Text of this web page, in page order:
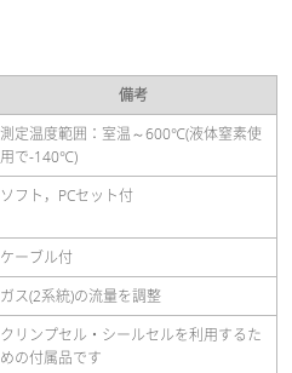
備考
測定温度範囲：室温～600℃(液体窒素使
用で-140℃)
ソフト，PCセット付
ケーブル付
ガス(2系統)の流量を調整
クリンプセル・シールセルを利用するた
めの付属品です